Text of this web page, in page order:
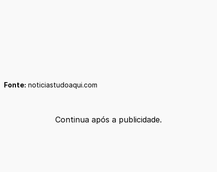
Fonte: noticiastudoaqui.com
Continua após a publicidade.